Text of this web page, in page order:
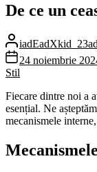
De ce un
iadEadXkid_23ad
24 noiembrie
Stil
Fiecare dintre noi a
esențial. Ne
mecanismele